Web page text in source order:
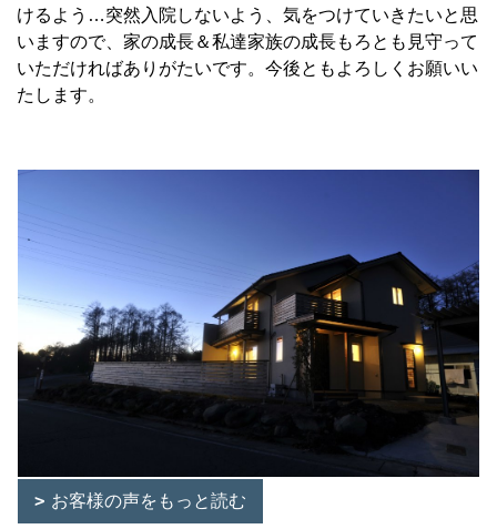
けるよう…突然入院しないよう、気をつけていきたいと思
いますので、家の成長＆私達家族の成長もろとも見守って
いただければありがたいです。今後ともよろしくお願いい
たします。
お客様の声をもっと読む